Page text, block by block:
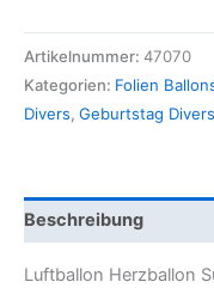
Artikelnummer: 47070
Kategorien: Folien
Divers, Geburtstag Divers
Beschreibung
Luftballon Herzballon